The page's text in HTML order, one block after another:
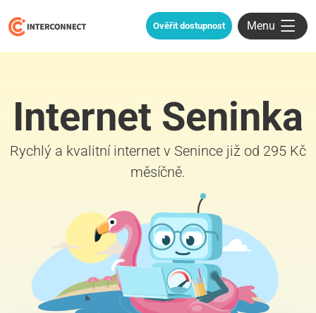
Ověřit dostupnost Menu
Internet Seninka
Rychlý a kvalitní internet v Senince již od 295 Kč
měsíčně.